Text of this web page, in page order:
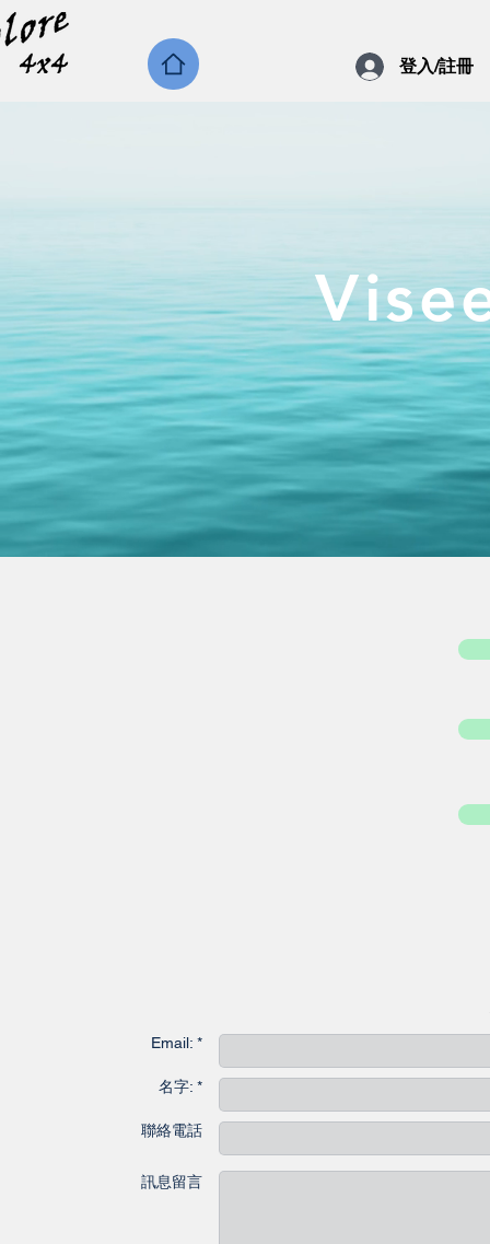
登入/註冊
Email: *
名字: *
聯絡電話
訊息留言